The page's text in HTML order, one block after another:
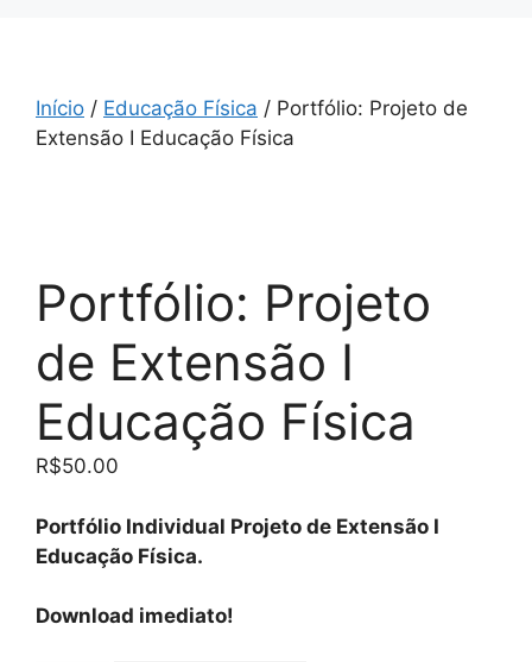
Início / Educação Física / Portfólio: Projeto de
Extensão I Educação Física
Portfólio: Projeto
de Extensão I
Educação Física
R$50.00
Portfólio Individual Projeto de Extensão I
Educação Física.
Download imediato!